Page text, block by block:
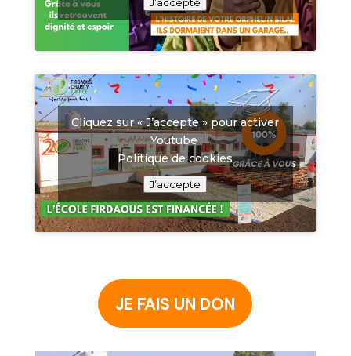
J’accepte
Cliquez sur « J’accepte » pour activer
Youtube
Politique de cookies
J’accepte
JE FAIS UN DON